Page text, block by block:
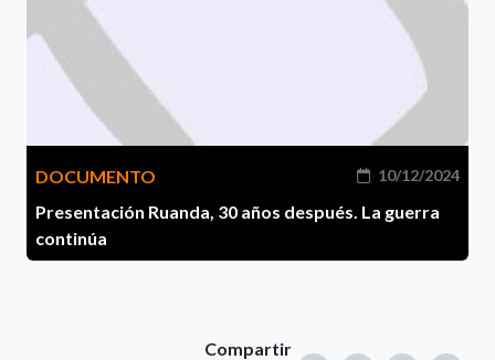
DOCUMENTO 10/12/2024
Presentación Ruanda, 30 años después. La guerra
continúa
Compartir